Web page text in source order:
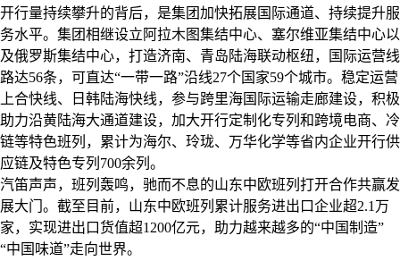
开行量持续攀升的背后，是集团加快拓展国际通道、持续提升服
务水平。集团相继设立阿拉木图集结中心、塞尔维亚集结中心以
及俄罗斯集结中心，打造济南、青岛陆海联动枢纽，国际运营线
路达56条，可直达“一带一路”沿线27个国家59个城市。稳定运营
上合快线、日韩陆海快线，参与跨里海国际运输走廊建设，积极
助力沿黄陆海大通道建设，加大开行定制化专列和跨境电商、冷
链等特色班列，累计为海尔、玲珑、万华化学等省内企业开行供
应链及特色专列 700余列。
汽笛声声，班列轰鸣，驰而不息的山东中欧班列打开合作共赢发
展大门。截至目前，山东中欧班列累计服务进出口企业超2.1 万
家，实现进出口货值超1200亿元，助力越来越多的“中国制造”
“中国味道”走向世界。